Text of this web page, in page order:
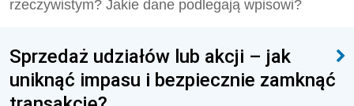
rzeczywistym? Jakie dane podlegają wpisowi?
Sprzedaż udziałów lub akcji – jak
uniknąć impasu i bezpiecznie zamknąć